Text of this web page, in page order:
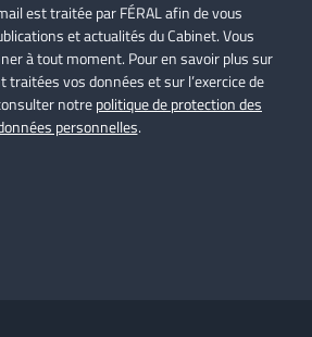
est traitée par FÉRAL afin de vous
et actualités du Cabinet. Vous
à tout moment. Pour en savoir plus sur
traitées vos données et sur l’exercice de
notrepolitique de protection des
personnelles.